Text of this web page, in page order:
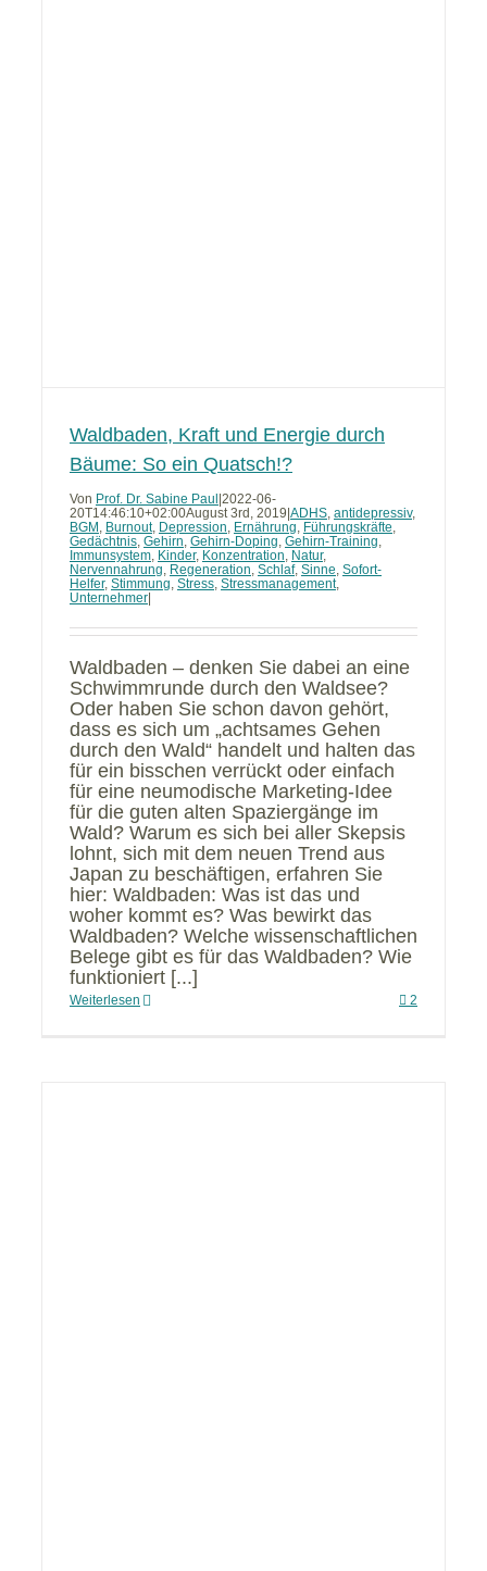
Waldbaden, Kraft und Energie durch
Bäume: So ein Quatsch!?
Von Prof. Dr. Sabine Paul 2022-06-
20T14:46:10+02:00August 3rd, 2019 ADHS, antidepressiv,
BGM , Burnout, Depression, Ernährung, Führungskräfte,
Gedächtnis, Gehirn, Gehirn-Doping, Gehirn-Training,
Immunsystem, Kinder, Konzentration, Natur,
Nervennahrung, Regeneration, Schlaf, Sinne, Sofort-
Helfer, Stimmung, Stress, Stressmanagement,
Unternehmer
Waldbaden – denken Sie dabei an eine
Schwimmrunde durch den Waldsee?
Oder haben Sie schon davon gehört,
dass es sich um „achtsames Gehen
durch den Wald“ handelt und halten das
für ein bisschen verrückt oder einfach
für eine neumodische Marketing-Idee
für die guten alten Spaziergänge im
Wald? Warum es sich bei aller Skepsis
lohnt, sich mit dem neuen Trend aus
Japan zu beschäftigen, erfahren Sie
hier: Waldbaden: Was ist das und
woher kommt es? Was bewirkt das
Waldbaden? Welche wissenschaftlichen
Belege gibt es für das Waldbaden? Wie
funktioniert [...]
Weiterlesen 2